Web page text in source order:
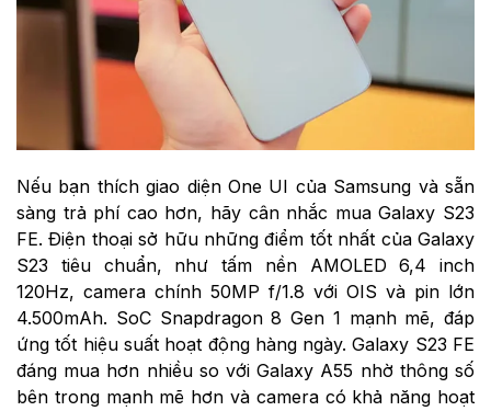
Nếu bạn thích giao diện One UI của Samsung và sẵn
sàng trả phí cao hơn, hãy cân nhắc mua Galaxy S23
FE. Điện thoại sở hữu những điểm tốt nhất của Galaxy
S23 tiêu chuẩn, như tấm nền AMOLED 6,4 inch
120Hz, camera chính 50MP f/1.8 với OIS và pin lớn
4.500mAh. SoC Snapdragon 8 Gen 1 mạnh mẽ, đáp
ứng tốt hiệu suất hoạt động hàng ngày. Galaxy S23 FE
đáng mua hơn nhiều so với Galaxy A55 nhờ thông số
bên trong mạnh mẽ hơn và camera có khả năng hoạt